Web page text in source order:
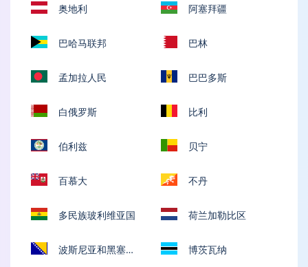
奥地利 阿塞拜疆
巴哈马联邦 巴林
孟加拉人民 巴巴多斯
白俄罗斯 比利
伯利兹 贝宁
百慕大 不丹
多民族玻利维亚国 荷兰加勒比区
波斯尼亚和黑塞哥
博茨瓦纳